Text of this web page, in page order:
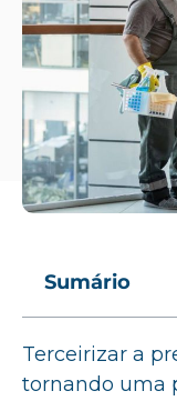
Sumário
Terceirizar a
tornando uma